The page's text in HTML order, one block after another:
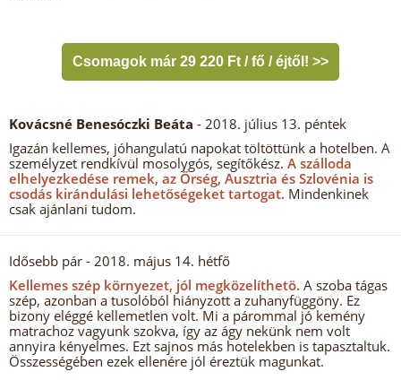
Csomagok már 29 220 Ft / fő / éjtől! >>
Kovácsné Benesóczki Beáta - 2018. július 13. péntek
Igazán kellemes, jóhangulatú napokat töltöttünk a hotelben. A
személyzet rendkívül mosolygós, segítőkész. A szálloda
elhelyezkedése remek, az Őrség, Ausztria és Szlovénia is
csodás kirándulási lehetőségeket tartogat. Mindenkinek
csak ajánlani tudom.
Idősebb pár - 2018. május 14. hétfő
Kellemes szép környezet, jól megközelíthetö. A szoba tágas
szép, azonban a tusolóból hiányzott a zuhanyfüggöny. Ez
bizony eléggé kellemetlen volt. Mi a párommal jó kemény
matrachoz vagyunk szokva, így az ágy nekünk nem volt
annyira kényelmes. Ezt sajnos más hotelekben is tapasztaltuk.
Összességében ezek ellenére jól éreztük magunkat.